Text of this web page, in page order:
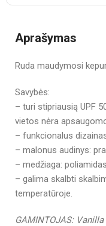
Aprašymas
Ruda maudymosi
Savybės:
– turi stipriausią UPF
vietos nėra
– funkcionalus
– malonus audinys:
– medžiaga:
– galima skalbti
temperatūroje.
GAMINTOJAS: